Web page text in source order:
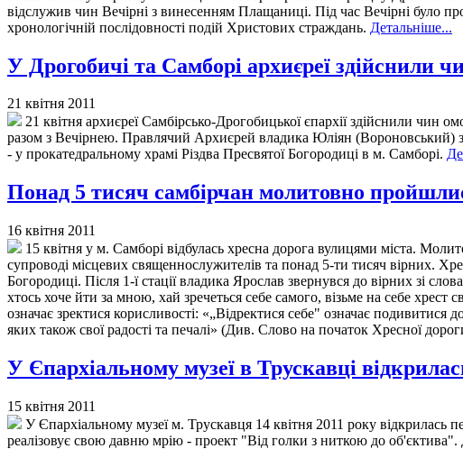
відслужив чин Вечірні з винесенням Плащаниці. Під час Вечірні було
хронологічній послідовності подій Христових страждань. Детальніше...
У Дрогобичі та Самборі архиєреї здійснили
21 квітня 2011
21 квітня архиєреї Самбірсько-Дрогобицької єпархії здійснили чин
разом з Вечірнею. Правлячий Архиєрей владика Юліян (Вороновський)
- у прокатедральному храмі Різдва Пресвятої Богородиці в м. Самборі.
Понад 5 тисяч самбірчан молитовно
16 квітня 2011
15 квітня у м. Самборі відбулась хресна дорога вулицями міста.
супроводі місцевих священнослужителів та понад 5-ти тисяч вірних.
Богородиці. Після 1-ї стації владика Ярослав звернувся до вірних зі
хтось хоче йти за мною, хай зречеться себе самого, візьме на себе
означає зректися корисливості: «„Відректися себе" означає
яких також свої радості та печалі» (Див. Слово на початок Хресної
У Єпархіальному музеї в Трускавці
15 квітня 2011
У Єпархіальному музеї м. Трускавця 14 квітня 2011 року
реалізовує свою давню мрію - проект "Від голки з ниткою до об'єктива".